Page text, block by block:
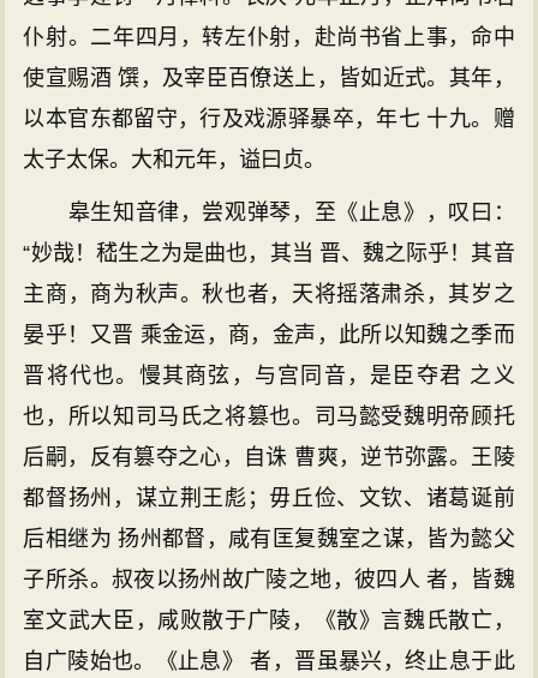
仆射。二年四月，转左仆射，赴尚书省上事，命中
使宣赐酒 馔，及宰臣百僚送上，皆如近式。其年，
以本官东都留守，行及戏源驿暴卒，年七 十九。赠
太子太保。大和元年，谥曰贞。
皋生知音律，尝观弹琴，至《止息》，叹曰：
“妙哉！嵇生之为是曲也，其当 晋、魏之际乎！其音
主商，商为秋声。秋也者，天将摇落肃杀，其岁之
晏乎！又晋 乘金运，商，金声，此所以知魏之季而
晋将代也。慢其商弦，与宫同音，是臣夺君 之义
也，所以知司马氏之将篡也。司马懿受魏明帝顾托
后嗣，反有篡夺之心，自诛 曹爽，逆节弥露。王陵
都督扬州，谋立荆王彪；毋丘俭、文钦、诸葛诞前
后相继为 扬州都督，咸有匡复魏室之谋，皆为懿父
子所杀。叔夜以扬州故广陵之地，彼四人 者，皆魏
室文武大臣，咸败散于广陵，《散》言魏氏散亡，
自广陵始也。《止息》 者，晋虽暴兴，终止息于此